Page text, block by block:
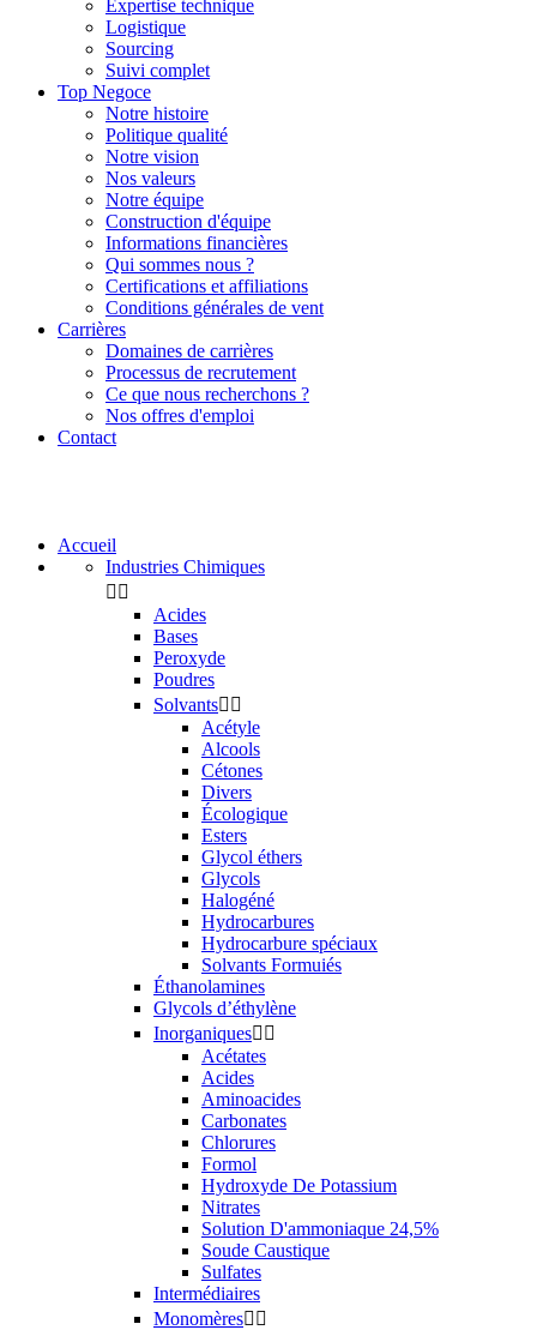
Expertise technique
Logistique
Sourcing
Suivi complet
Top Negoce
Notre histoire
Politique qualité
Notre vision
Nos valeurs
Notre équipe
Construction d'équipe
Informations financières
Qui sommes nous ?
Certifications et affiliations
Conditions générales de vent
Carrières
Domaines de carrières
Processus de recrutement
Ce que nous recherchons ?
Nos offres d'emploi
Contact
Accueil
Industries Chimiques
 
Acides
Bases
Peroxyde
Poudres
Solvants 
Acétyle
Alcools
Cétones
Divers
Écologique
Esters
Glycol éthers
Glycols
Halogéné
Hydrocarbures
Hydrocarbure spéciaux
Solvants Formuiés
Éthanolamines
Glycols d’éthylène
Inorganiques 
Acétates
Acides
Aminoacides
Carbonates
Chlorures
Formol
Hydroxyde De Potassium
Nitrates
Solution D'ammoniaque 24,5%
Soude Caustique
Sulfates
Intermédiaires
Monomères 